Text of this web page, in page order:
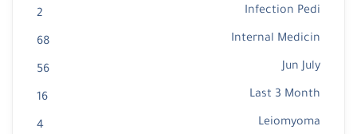
Infection Pedi
2
Internal Medicin
68
Jun July
56
Last 3 Month
16
Leiomyoma
4